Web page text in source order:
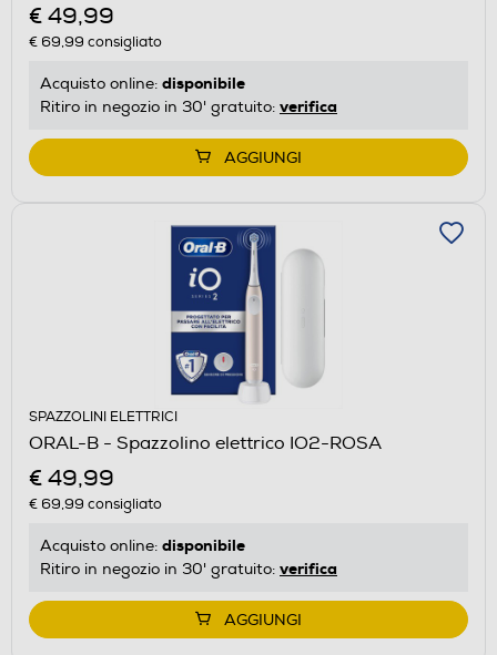
€ 49,99
€ 69,99 consigliato
Acquisto online: disponibile
Ritiro in negozio in 30' gratuito: verifica
AGGIUNGI
SPAZZOLINI ELETTRICI
ORAL-B - Spazzolino elettrico IO2-ROSA
€ 49,99
€ 69,99 consigliato
Acquisto online: disponibile
Ritiro in negozio in 30' gratuito: verifica
AGGIUNGI